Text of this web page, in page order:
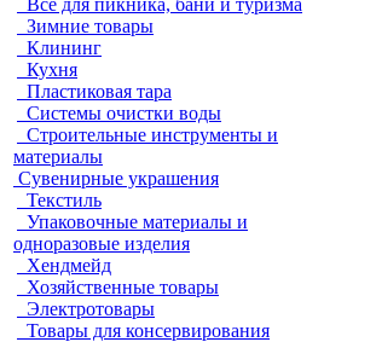
Все для пикника, бани и туризма
Зимние товары
Клининг
Кухня
Пластиковая тара
Системы очистки воды
Строительные инструменты и
материалы
Сувенирные украшения
Текстиль
Упаковочные материалы и
одноразовые изделия
Хендмейд
Хозяйственные товары
Электротовары
Товары для консервирования